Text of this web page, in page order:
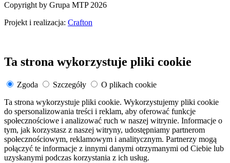
Copyright by Grupa MTP 2026
Projekt i realizacja: Crafton
Ta strona wykorzystuje pliki cookie
Zgoda Szczegóły
O plikach cookie
Ta strona wykorzystuje pliki cookie. Wykorzystujemy pliki cookie
do spersonalizowania treści i reklam, aby oferować funkcje
społecznościowe i analizować ruch w naszej witrynie. Informacje o
tym, jak korzystasz z naszej witryny, udostępniamy partnerom
społecznościowym, reklamowym i analitycznym. Partnerzy mogą
połączyć te informacje z innymi danymi otrzymanymi od Ciebie lub
uzyskanymi podczas korzystania z ich usług.